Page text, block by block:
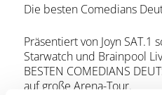
Die besten Comedians
Präsentiert von Joyn SAT.1
Starwatch und Brainpool
BESTEN COMEDIANS
auf große Arena-Tour.